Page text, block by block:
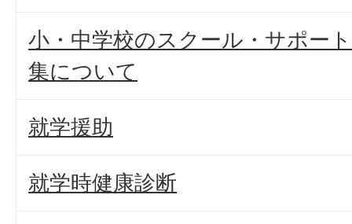
小・中学校のスクール・サポー
集について
就学援助
就学時健康診断